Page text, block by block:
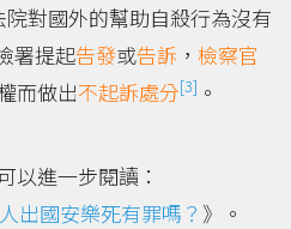
對國外的幫助自殺行為沒有
署提起告發或告訴 ， 檢察官
而做出不起訴處分[3] 。
以進一步閱讀：
出國安樂死有罪嗎？ 》。